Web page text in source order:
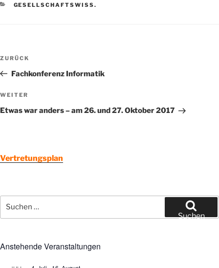
KATEGORIEN
GESELLSCHAFTSWISS.
Beitragsnavigation
Vorheriger
Beitrag
ZURÜCK
Fachkonferenz Informatik
Nächster
Beitrag
WEITER
Etwas war anders – am 26. und 27. Oktober 2017
Vertretungsplan
nach:
Suchen
Anstehende Veranstaltungen